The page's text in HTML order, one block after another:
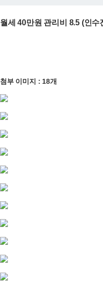
월세 40만원 관리비 8.5 (인수
첨부 이미지 : 18개